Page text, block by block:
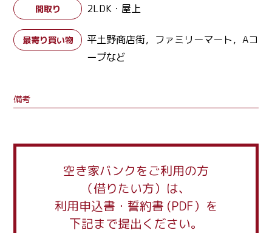
間取り 2LDK・屋上
最寄り買い物
平土野商店街，ファミリーマート，Aコ
ープなど
備考
空き家バンクをご利用の方
（借りたい方）は、
利用申込書・誓約書 (PDF）を
下記まで提出ください。